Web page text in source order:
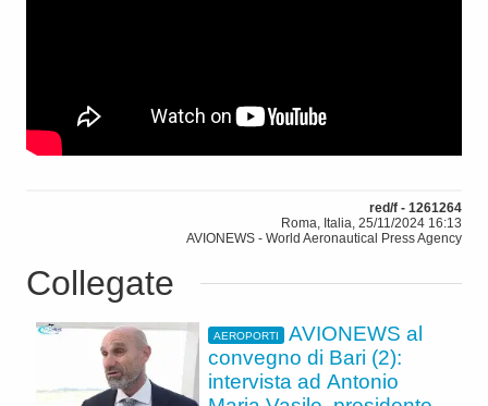
red/f - 1261264
Roma, Italia, 25/11/2024 16:13
AVIONEWS - World Aeronautical Press Agency
Collegate
AEROPORTI
AVIONEWS al
convegno di Bari (2):
intervista ad Antonio